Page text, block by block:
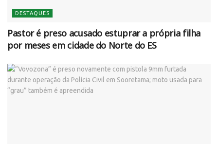
DESTAQUES
Pastor é preso acusado estuprar a própria filha
por meses em cidade do Norte do ES